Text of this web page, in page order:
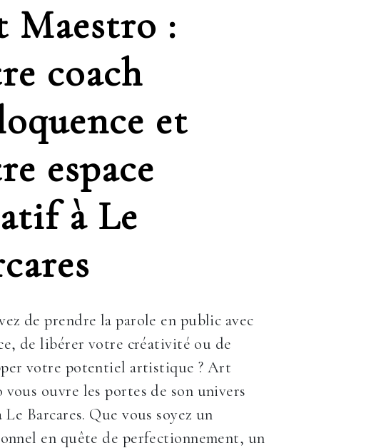
:
coach
et
espace
à Le
de prendre la parole en public avec
de libérer votre créativité ou de
votre potentiel artistique ? Art
vous ouvre les portes de son univers
Barcares. Que vous soyez un
en quête de perfectionnement, un